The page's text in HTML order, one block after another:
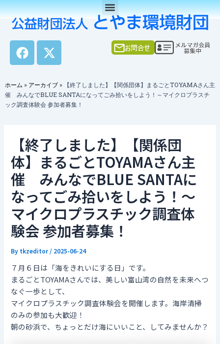
内
容
F
a
c
e
b
o
X
-
t
w
i
t
r
Menu
ホーム » アーカイブ »
【終了しました】【関係団体】まるごとTOYAMAさん主
催 みんなでBLUE SANTAになってごみ拾いをしよう！～マイクロプラスチ
ック調査体験会 参加者募集！
【終了しました】【関係団
体】まるごとTOYAMAさん主
催 みんなでBLUE SANTAに
なってごみ拾いをしよう！～
マイクロプラスチック調査体
験会 参加者募集！
By tkzeditor / 2025-06-24
７月６日は「海をきれいにする日」です。
まるごとTOYAMAさんでは、美しい富山湾の自然を未来へつ
なぐ一歩として、
マイクロプラスチック調査体験会を開催します。海岸清掃
のみの参加も大歓迎！
朝の砂浜で、ちょっとだけ海にいいこと、してみませんか？